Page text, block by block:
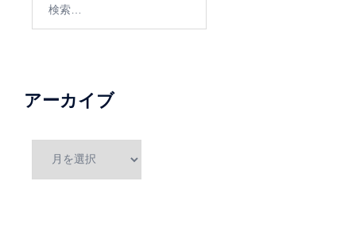
アーカイブ
ア